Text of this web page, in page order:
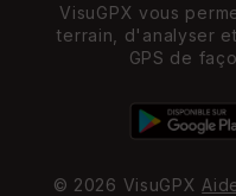
VisuGPX vous
terrain, d'analyser
GPS de
© 2026 VisuGPX